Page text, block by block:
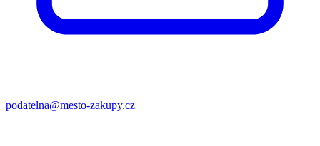
podatelna@mesto-zakupy.cz